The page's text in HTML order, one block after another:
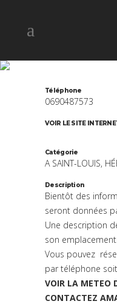
Téléphone
0690487573
VOIR LE SITE
Catégorie
A SAINT-LOUIS,
Description
Bientôt des
seront données
Une description
son
Vous pouvez
par téléphone
VOIR LA METEO
CONTACTEZ